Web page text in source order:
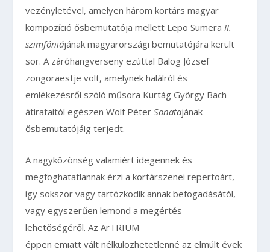
vezényletével, amelyen három kortárs magyar
kompozíció ősbemutatója mellett Lepo SumeraII.
szimfóniájának magyarországi bemutatójára került
sor. A záróhangverseny ezúttal Balog József
zongoraestje volt, amelynek halálról és
emlékezésről szóló műsora Kurtág György Bach-
átirataitól egészen Wolf PéterSonatajának
ősbemutatójáig terjedt.
A nagyközönség valamiért idegennek és
megfoghatatlannak érzi a kortárszenei repertoárt,
így sokszor vagy tartózkodik annak befogadásától,
vagy egyszerűen lemond a megértés
lehetőségéről. Az ArTRIUM
éppen emiatt vált nélkülözhetetlenné az elmúlt évek